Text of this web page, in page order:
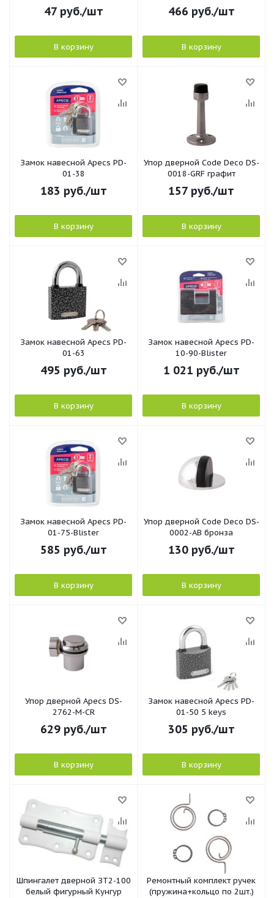
47руб./шт
В корзину
466 руб./шт
В корзину
Замок навесной Apecs PD-
01-38
183 руб./шт
В корзину
Упор дверной Code Deco DS-
0018-GRF графит
157 руб./шт
В корзину
Замок навесной Apecs PD-
01-63
495 руб./шт
В корзину
Замок навесной Apecs PD-
10-90-Blister
1 021 руб./шт
В корзину
Замок навесной Apecs PD-
01-75-Blister
585 руб./шт
В корзину
Упор дверной Code Deco DS-
0002-АВ бронза
130руб./шт
В корзину
Упор дверной Apecs DS-
2762-M-CR
629руб./шт
В корзину
Замок навесной Apecs PD-
01-50 5 keys
305 руб./шт
В корзину
Шпингалет дверной ЗТ2-100
белый фигурный Кунгур
Ремонтный комплект ручек
(пружина+кольцо по 2шт.)